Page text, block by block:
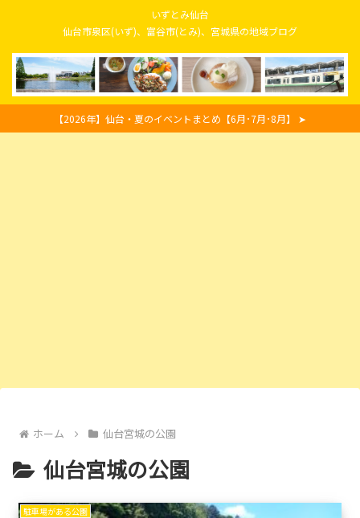
いずとみ仙台
仙台市泉区(いず)、富谷市(とみ)、宮城県の地域ブログ
【2026年】仙台・夏のイベントまとめ【6月･7月･8月】 ➤
ホーム 仙台宮城の公園
仙台宮城の公園
駐車場がある公園